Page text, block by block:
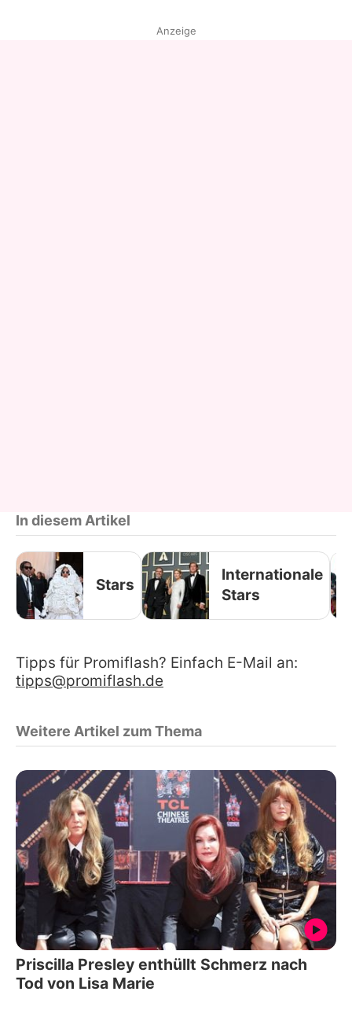
Anzeige
In diesem Artikel
Stars
Internationale
Stars
Tipps für Promiflash? Einfach E-Mail an:
tipps@promiflash.de
Weitere Artikel zum Thema
Priscilla Presley enthüllt Schmerz nach
Tod von Lisa Marie